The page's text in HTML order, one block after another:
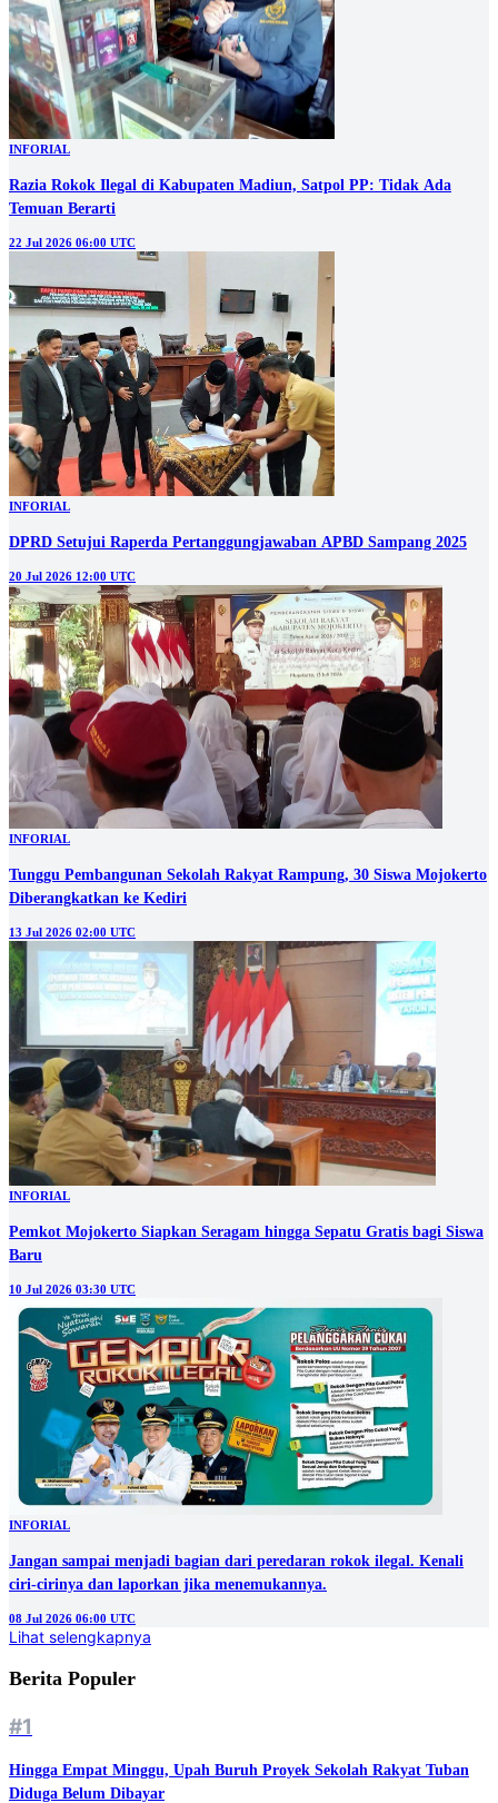
INFORIAL
Razia Rokok Ilegal di Kabupaten Madiun, Satpol PP: Tidak Ada
Temuan Berarti
22 Jul 2026 06:00 UTC
INFORIAL
DPRD Setujui Raperda Pertanggungjawaban APBD Sampang 2025
20 Jul 2026 12:00 UTC
INFORIAL
Tunggu Pembangunan Sekolah Rakyat Rampung, 30 Siswa Mojokerto
Diberangkatkan ke Kediri
13 Jul 2026 02:00 UTC
INFORIAL
Pemkot Mojokerto Siapkan Seragam hingga Sepatu Gratis bagi Siswa
Baru
10 Jul 2026 03:30 UTC
INFORIAL
Jangan sampai menjadi bagian dari peredaran rokok ilegal. Kenali
ciri-cirinya dan laporkan jika menemukannya.
08 Jul 2026 06:00 UTC
Lihat selengkapnya
Berita Populer
#1
Hingga Empat Minggu, Upah Buruh Proyek Sekolah Rakyat Tuban
Diduga Belum Dibayar